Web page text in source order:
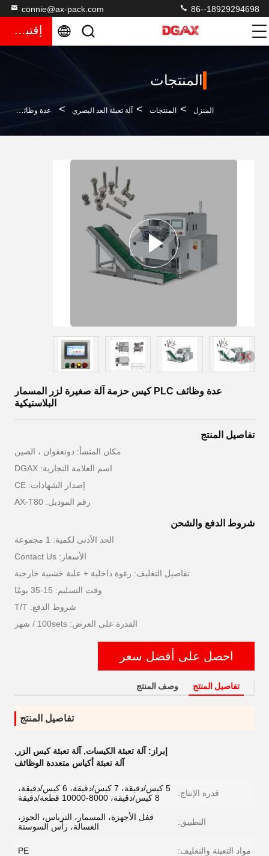
connie@ax-pack.com 86--18929294698
إقتباس
المنتجات
المنزل > المنتجات > آلة تعبئة العد البصري > عدة وظائف PLC كيس حزمة آلة صغيرة لزر المسمار البلاستيكية
عدة وظائف PLC كيس حزمة آلة صغيرة لزر المسمار
البلاستيكية
تفاصيل المنتج
مكان المنشأ: دونغقوان ، الصين
اسم العلامة التجارية: DGAX
إصدار الشهادات: CE
رقم الموديل: AX-T80
شروط الدفع والشحن
الحد الأدنى لكمية: 1 مجموعة
الأسعار: Contact Us
تفاصيل التغليف: رغوة داخلية + علبة خشبية خارجية
وقت التسليم: 15-35 يومًا
شروط الدفع: T/T
القدرة على العرض: 100sets / شهر
احصل على أفضل سعر
تفاصيل المنتج وصف المنتج
تفاصيل المنتج
إبراز: آلة تعبئة الكيسات, آلة تعبئة كيس الزر ,
آلة تعبئة أكياس متعددة الوظائف
قدرة الإنتاج:
5 كيس/دقيقة، 7 كيس/دقيقة، 6 كيس/دقيقة،
8 كيس/دقيقة، 8000-10000 قطعة/دقيقة
التطبيق:
قفل الأجهزة، المسمار، الترباس، الجوز،
الغسالة، رأس السوستة
مواد التعبئة والتغليف: PE